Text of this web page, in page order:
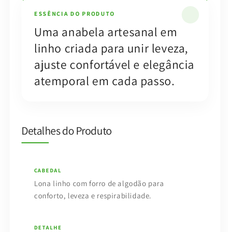
ESSÊNCIA DO PRODUTO
Uma anabela artesanal em
linho criada para unir leveza,
ajuste confortável e elegância
atemporal em cada passo.
Detalhes do Produto
CABEDAL
Lona linho com forro de algodão para
conforto, leveza e respirabilidade.
DETALHE